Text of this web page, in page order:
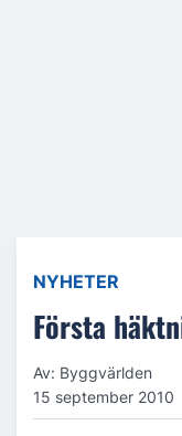
NYHETER
Första
Av: Byggvärlden
15 september 2010